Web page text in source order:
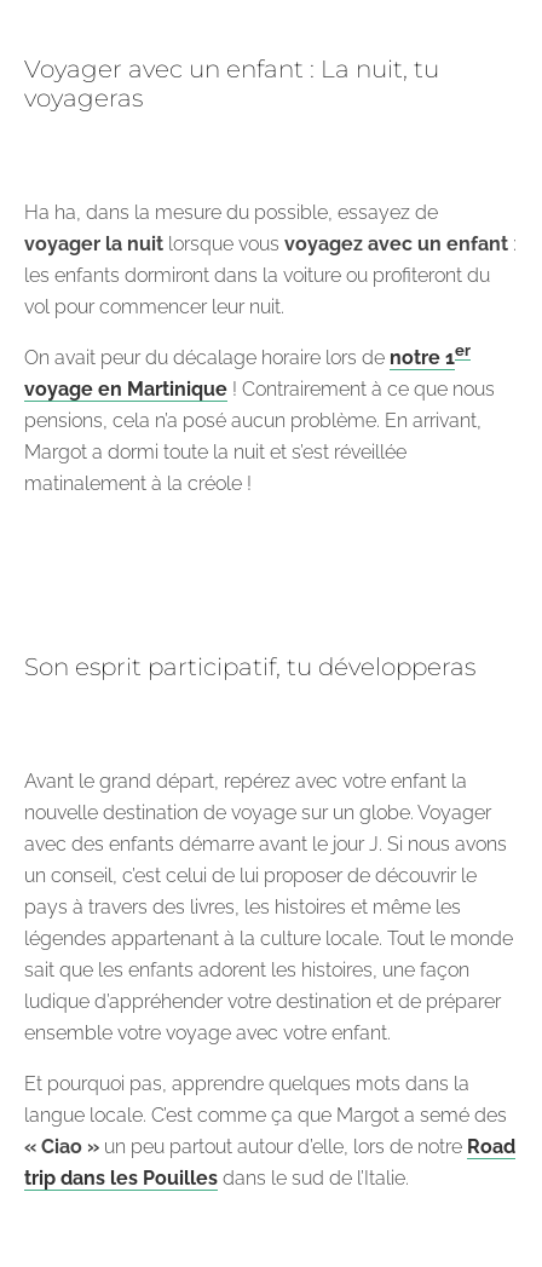
Voyager avec un enfant : La nuit, tu
voyageras
Ha ha, dans la mesure du possible, essayez de
voyager la nuit lorsque vous voyagez avec un enfant :
les enfants dormiront dans la voiture ou profiteront du
vol pour commencer leur nuit.
On avait peur du décalage horaire lors de notre 1er
voyage en Martinique ! Contrairement à ce que nous
pensions, cela n’a posé aucun problème. En arrivant,
Margot a dormi toute la nuit et s’est réveillée
matinalement à la créole !
Son esprit participatif, tu développeras
Avant le grand départ, repérez avec votre enfant la
nouvelle destination de voyage sur un globe. Voyager
avec des enfants démarre avant le jour J. Si nous avons
un conseil, c’est celui de lui proposer de découvrir le
pays à travers des livres, les histoires et même les
légendes appartenant à la culture locale. Tout le monde
sait que les enfants adorent les histoires, une façon
ludique d’appréhender votre destination et de préparer
ensemble votre voyage avec votre enfant.
Et pourquoi pas, apprendre quelques mots dans la
langue locale. C’est comme ça que Margot a semé des
« Ciao » un peu partout autour d’elle, lors de notre Road
trip dans les Pouilles dans le sud de l’Italie.